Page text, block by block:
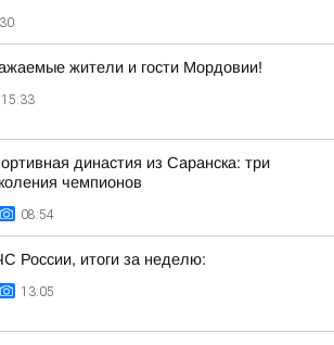
жители и гости Мордовии!
15:33
династия из Саранска: три
чемпионов
08:54
России, итоги за неделю:
13:05